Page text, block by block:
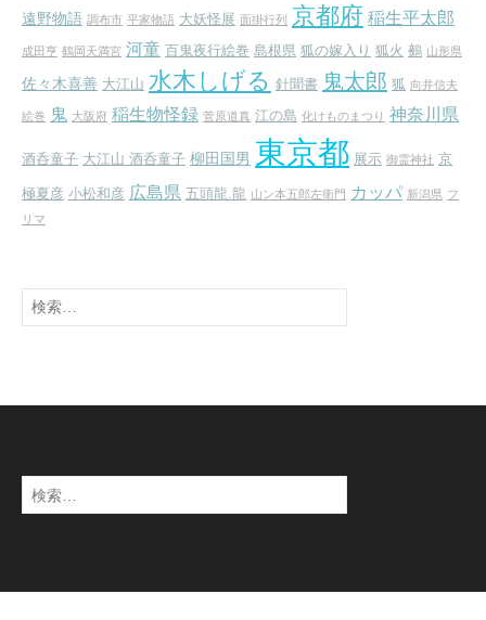
遠野物語 調布市 平家物語 大妖怪展 面掛行列 京都府 稲生平太郎
成田亨 鶴岡天満宮 河童 百鬼夜行絵巻 島根県 狐の嫁入り 狐火 鵺 山形県
佐々木喜善 大江山 水木しげる 針聞書 鬼太郎 狐 向井信夫
絵巻 鬼 大阪府 稲生物怪録 菅原道真 江の島 化けものまつり 神奈川県
酒呑童子 大江山 酒呑童子 柳田国男 東京都 展示 御霊神社 京
極夏彦 小松和彦 広島県 五頭龍.龍 山ン本五郎左衛門 カッパ 新潟県 フ
リマ
検
索:
検
索: